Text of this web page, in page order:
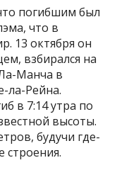
погибшим был
что в
13 октября он
взбирался на
Манча в
ла-Рейна.
в 7:14 утра по
высоты.
будучи где-
строения.